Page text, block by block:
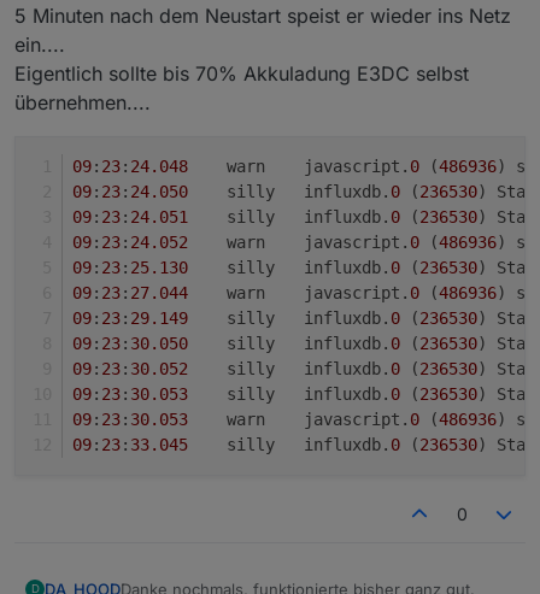
5 Minuten nach dem Neustart speist er wieder ins Netz
ein....
Eigentlich sollte bis 70% Akkuladung E3DC selbst
übernehmen....
09: 23: 24.048
	warn	javascript.
0 (486936)
09: 23: 24.050
	silly	influxdb.
0 (236530)
09: 23: 24.051
	silly	influxdb.
0 (236530)
09: 23: 24.052
	warn	javascript.
0 (486936)
09: 23: 25.130
	silly	influxdb.
0 (236530)
09: 23: 27.044
	warn	javascript.
0 (486936)
09: 23: 29.149
	silly	influxdb.
0 (236530)
09: 23: 30.050
	silly	influxdb.
0 (236530)
09: 23: 30.052
	silly	influxdb.
0 (236530)
09: 23: 30.053
	silly	influxdb.
0 (236530)
09: 23: 30.053
	warn	javascript.
0 (486936)
09: 23: 33.045
	silly	influxdb.
0 (236530)
0
D DA_HOODDanke nochmals, funktionierte bisher ganz gut.